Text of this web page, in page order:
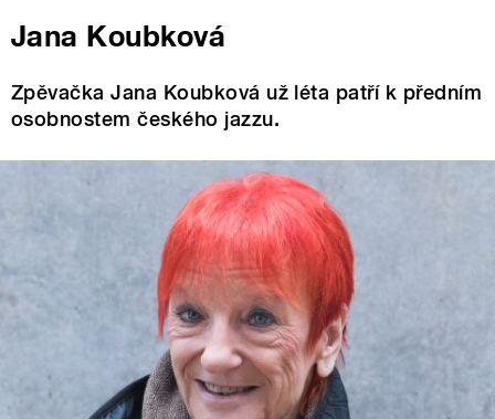
Jana Koubková
Zpěvačka Jana Koubková už léta patří k předním
osobnostem českého jazzu.